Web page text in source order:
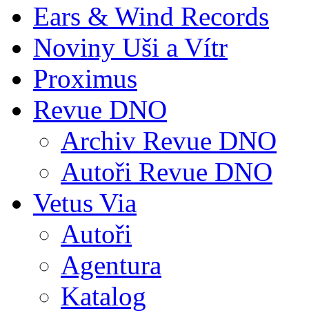
Ears & Wind Records
Noviny Uši a Vítr
Proximus
Revue DNO
Archiv Revue DNO
Autoři Revue DNO
Vetus Via
Autoři
Agentura
Katalog